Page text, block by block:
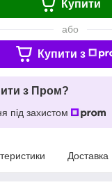
Купити
або
Купити з
з Пром?
під захистом
Доставка